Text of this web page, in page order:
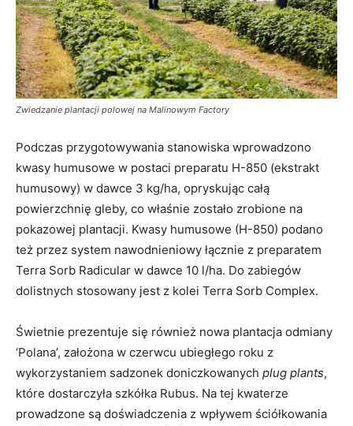
Zwiedzanie plantacji polowej na Malinowym Factory
Podczas przygotowywania stanowiska wprowadzono
kwasy humusowe w postaci preparatu H-850 (ekstrakt
humusowy) w dawce 3 kg/ha, opryskując całą
powierzchnię gleby, co właśnie zostało zrobione na
pokazowej plantacji. Kwasy humusowe (H-850) podano
też przez system nawodnieniowy łącznie z preparatem
Terra Sorb Radicular w dawce 10 l/ha. Do zabiegów
dolistnych stosowany jest z kolei Terra Sorb Complex.
Świetnie prezentuje się również nowa plantacja odmiany
‘Polana’, założona w czerwcu ubiegłego roku z
wykorzystaniem sadzonek doniczkowanych plug plants,
które dostarczyła szkółka Rubus. Na tej kwaterze
prowadzone są doświadczenia z wpływem ściółkowania